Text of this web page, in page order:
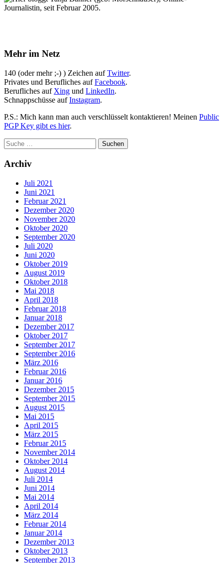
Journalistin, seit Februar 2005.
Mehr im Netz
140 (oder mehr ;-) ) Zeichen aufTwitter.
Privates und Berufliches aufFacebook.
Berufliches auf Xing und LinkedIn.
Schnappschüsse aufInstagram.
P.S.: Mich kann man auch verschlüsselt kontaktieren! Meinen Public
PGP Key gibt es hier.
Archiv
Juli 2021
Juni 2021
Februar 2021
Dezember 2020
November 2020
Oktober 2020
September 2020
Juli 2020
Juni 2020
Oktober 2019
August 2019
Oktober 2018
Mai 2018
April 2018
Februar 2018
Januar 2018
Dezember 2017
Oktober 2017
September 2017
September 2016
März 2016
Februar 2016
Januar 2016
Dezember 2015
September 2015
August 2015
Mai 2015
April 2015
März 2015
Februar 2015
November 2014
Oktober 2014
August 2014
Juli 2014
Juni 2014
Mai 2014
April 2014
März 2014
Februar 2014
Januar 2014
Dezember 2013
Oktober 2013
September 2013